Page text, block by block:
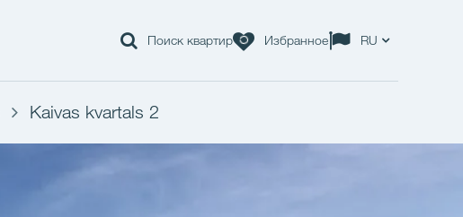
Поиск квартир Избранное RU
Kaivas kvartals 2